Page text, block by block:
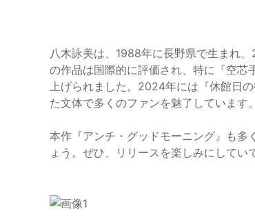
八木詠美は、1988年に長野県で生まれ
の作品は国際的に評価され、特に『空芯
上げられました。2024年には『休館日
た文体で多くのファンを魅了しています。
本作『アンチ・グッドモーニング』も多
ょう。ぜひ、リリースを楽しみにしてい